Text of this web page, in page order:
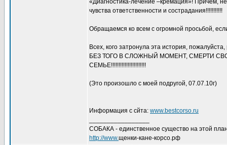
«Диагностика-лечение –кремация»! Причем,
чувства ответственности и сострадания!!!!!!!!!!!
Обращаемся ко всем с огромной просьбой,
Всех, кого затронула эта история,
БЕЗ ТОГО В СЛОЖНЫЙ МОМЕНТ, СМЕРТИ
СЕМЬЕ!!!!!!!!!!!!!!!!!!!!!!!
(Это произошло с моей подругой, 07.07.10г)
Информация с сйта: www.bestcorso.ru
СОБАКА - единственное существо на этой
http://www.щенки-кане-корсо.рф